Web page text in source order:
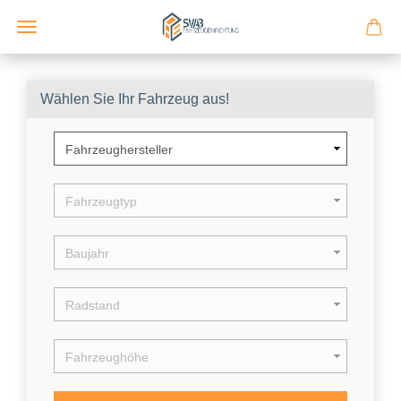
Wählen Sie Ihr Fahrzeug aus!